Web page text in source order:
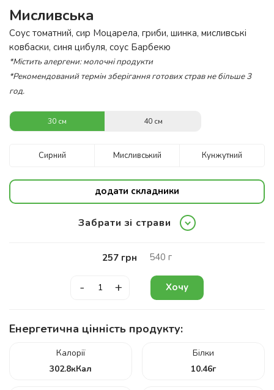
Мисливська
Соус томатний, сир Моцарела, гриби, шинка, мисливські
ковбаски, синя цибуля, соус Барбекю
*Містить алергени: молочні продукти
*Рекомендований термін зберігання готових страв не більше 3
год.
30 см 40 см
Сирний Мисливський Кунжутний
додати складники
Забрати зі страви
257 грн 540 г
- + Хочу
Енергетична цінність продукту:
Калорії
302.8кКал
Білки
10.46г